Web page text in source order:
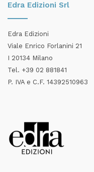
Edra Edizioni Srl
Edra Edizioni
Viale Enrico Forlanini 21
I 20134 Milano
Tel. +39 02 881841
P. IVA e C.F. 14392510963